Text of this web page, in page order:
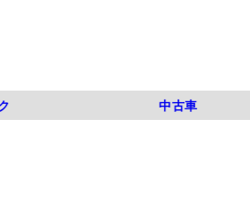
中古車